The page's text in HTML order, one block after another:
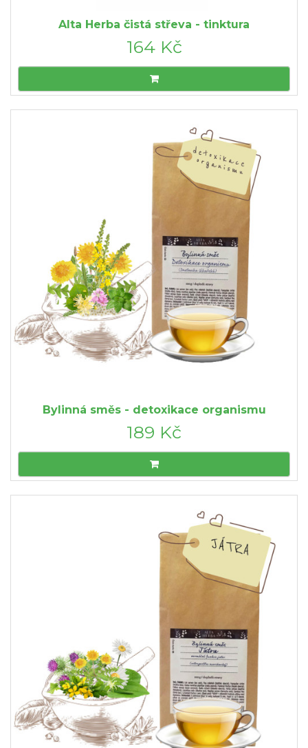
Alta Herba čistá střeva - tinktura
164 Kč
Bylinná směs - detoxikace organismu
189 Kč